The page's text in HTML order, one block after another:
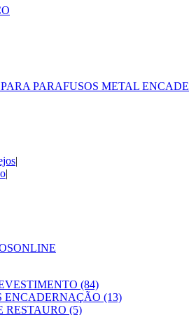
PARAFUSOS METAL
|
|
(84)
ENCADERNAÇÃO (13)
RESTAURO (5)